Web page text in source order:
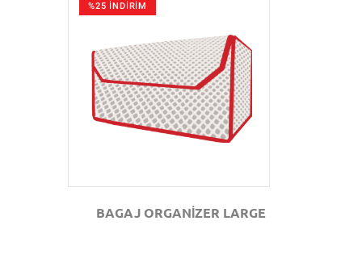
%25 İNDİRİM
GÖZAT
BAGAJ ORGANİZER LARGE